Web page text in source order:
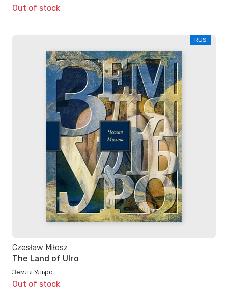
Out of stock
RUS
Czesław Miłosz
The Land of Ulro
Земля Ульро
Out of stock